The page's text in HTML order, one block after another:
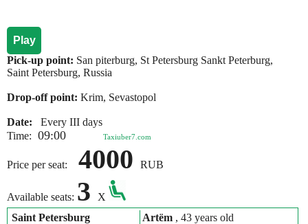
Play
Pick-up point: San piterburg, St Petersburg Sankt Peterburg,
Saint Petersburg, Russia
Drop-off point: Krim, Sevastopol
Date:
Every III days
Time: 09:00 Taxiuber7.com
Price per seat: 4000 RUB
Available seats: 3
X
Saint Petersburg
Artёm , 43 years old